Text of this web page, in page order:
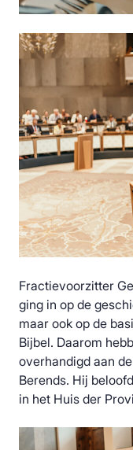
Fractievoorzitter
ging in op de
maar ook op de
Bijbel. Daarom
overhandigd aan
Berends. Hij
in het Huis der